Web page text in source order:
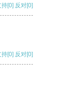
持[0] 反对[0]
持[0] 反对[0]